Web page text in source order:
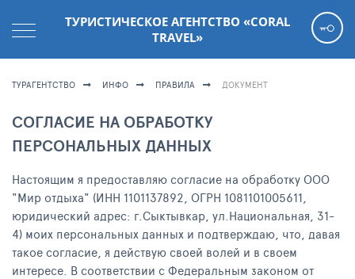
ТУРИСТИЧЕСКОЕ АГЕНТСТВО «CORAL
TRAVEL»
ТУРАГЕНТСТВО ИНФО ПРАВИЛА ДОКУМЕНТ
СОГЛАСИЕ НА ОБРАБОТКУ
ПЕРСОНАЛЬНЫХ ДАННЫХ
Настоящим я предоставляю согласие на обработку ООО
"Мир отдыха" (ИНН 1101137892, ОГРН 1081101005611,
юридический адрес: г.Сыктывкар, ул.Национальная, 31-
4) моих персональных данных и подтверждаю, что, давая
такое согласие, я действую своей волей и в своем
интересе. В соответствии с Федеральным законом от